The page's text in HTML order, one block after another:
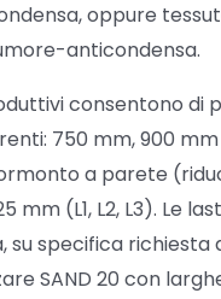
oppure
anticondensa.
consentono di
750 mm, 900
a parete
mm (L1, L2, L3). Le
su specifica richiesta
SAND 20 con